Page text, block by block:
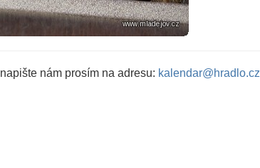
nám prosím na adresu: kalendar@hradlo.cz